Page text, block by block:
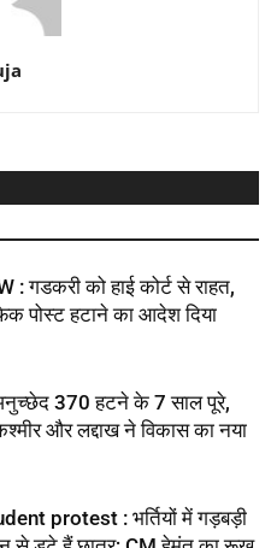
: गडकरी को हाई कोर्ट से राहत,
पोस्ट हटाने का आदेश दिया
370 हटने के 7 साल पूरे,
और लद्दाख ने विकास का नया
protest : भर्तियों में गड़बड़ी